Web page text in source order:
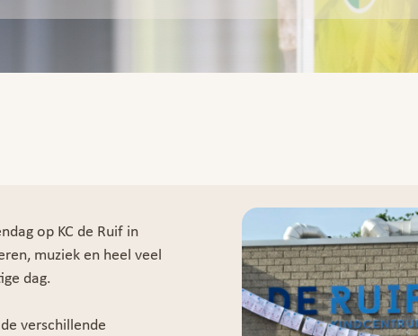
op KC de Ruif in
muziek en heel veel
dag.
verschillende